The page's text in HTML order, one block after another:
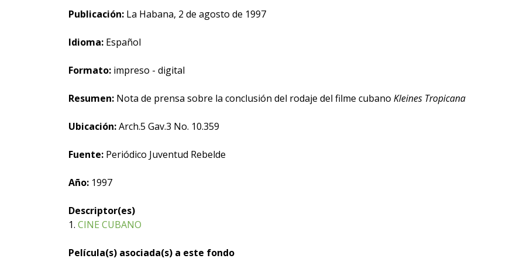
Publicación: La Habana, 2 de agosto de 1997
Idioma: Español
Formato: impreso - digital
Resumen: Nota de prensa sobre la conclusión del rodaje del filme cubano Kleines Tropicana
Ubicación:Arch.5 Gav.3 No. 10.359
Fuente: Periódico Juventud Rebelde
Año: 1997
Descriptor(es)
1. CINE CUBANO
Película(s) asociada(s) a este fondo